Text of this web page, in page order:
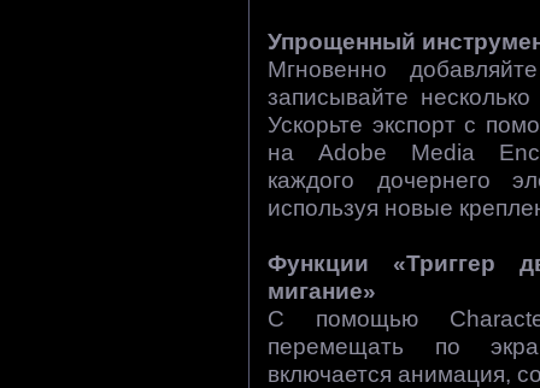
Упрощенный
Мгновенно
записывайте
Ускорьте экспорт с
на Adobe Media
каждого дочернего
используя новые
Функции «Триггер
мигание»
С помощью
перемещать по
включается анимация,